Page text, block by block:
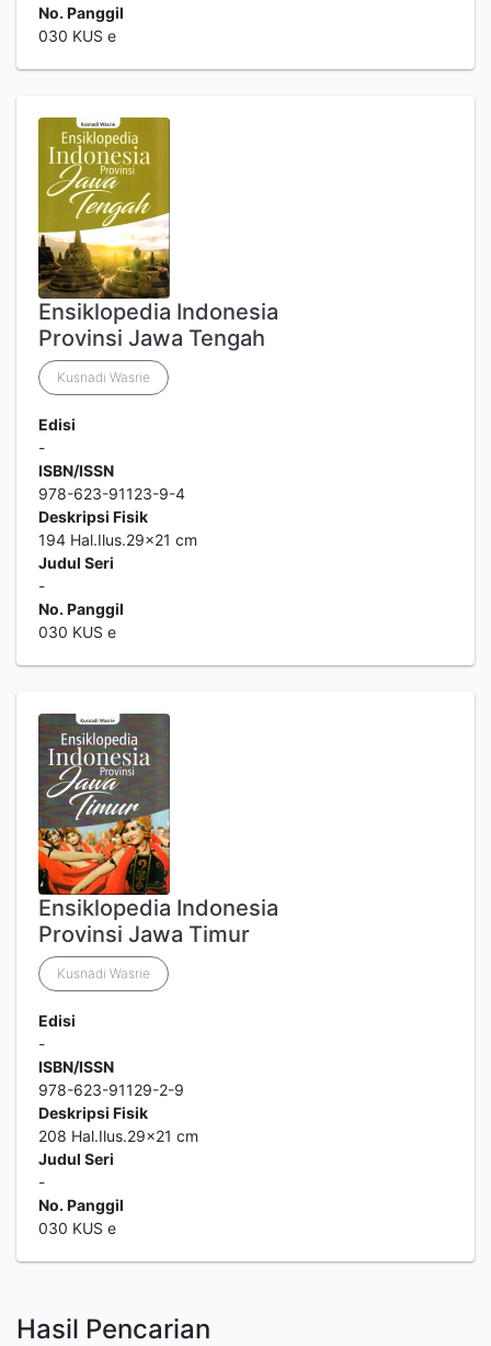
No. Panggil
030 KUS e
Ensiklopedia Indonesia
Provinsi Jawa Tengah
Kusnadi Wasrie
Edisi
-
ISBN/ISSN
978-623-91123-9-4
Deskripsi Fisik
194 Hal.Ilus.29x21 cm
Judul Seri
-
No. Panggil
030 KUS e
Ensiklopedia Indonesia
Provinsi Jawa Timur
Kusnadi Wasrie
Edisi
-
ISBN/ISSN
978-623-91129-2-9
Deskripsi Fisik
208 Hal.Ilus.29x21 cm
Judul Seri
-
No. Panggil
030 KUS e
Hasil Pencarian